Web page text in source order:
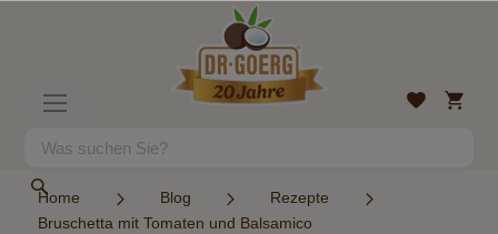
Suche
Wunschliste
Mein
Home Blog
Rezepte
Bruschetta mit Tomaten und Balsamico